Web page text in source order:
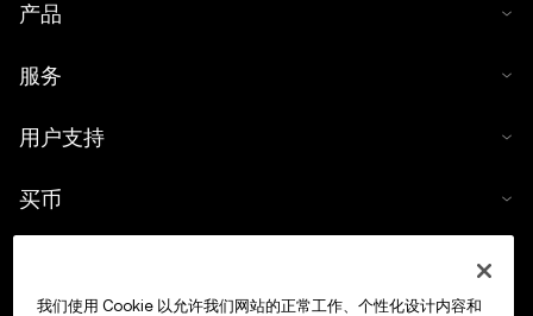
产品
服务
用户支持
买币
我们使用 Cookie 以允许我们网站的正常工作、个性化设计内容和